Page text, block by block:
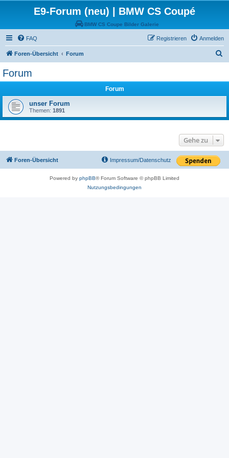
E9-Forum (neu) | BMW CS Coupé
BMW CS Coupe Bilder Galerie
FAQ Anmelden
Registrieren
Foren-Übersicht Forum
Forum
Forum
unser Forum
Themen: 1891
Gehe zu
Foren-Übersicht Impressum/Datenschutz
Powered by phpBB® Forum Software © phpBB Limited
Nutzungsbedingungen